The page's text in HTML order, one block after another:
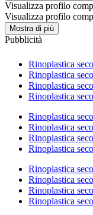
Visualizza profilo
Visualizza profilo
Mostra di più
Pubblicità
Rinoplastica
Rinoplastica
Rinoplastica
Rinoplastica
Rinoplastica
Rinoplastica
Rinoplastica
Rinoplastica
Rinoplastica
Rinoplastica
Rinoplastica
Rinoplastica